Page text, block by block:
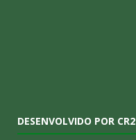
DESENVOLVIDO POR CR2